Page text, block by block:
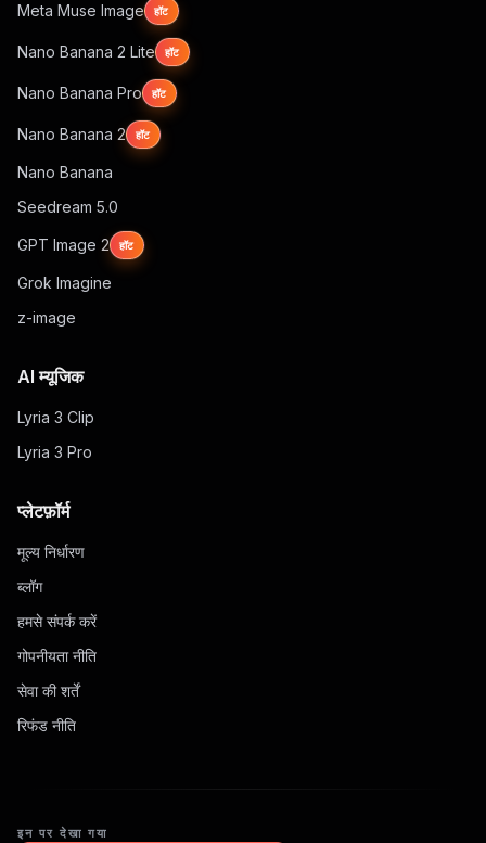
Meta Muse Image हॉट
Nano Banana 2 Lite हॉट
Nano Banana Pro हॉट
Nano Banana 2 हॉट
Nano Banana
Seedream 5.0
GPT Image 2 हॉट
Grok Imagine
z-image
AI म्यूजिक
Lyria 3 Clip
Lyria 3 Pro
प्लेटफ़ॉर्म
मूल्य निर्धारण
ब्लॉग
हमसे संपर्क करें
गोपनीयता नीति
सेवा की शर्तें
रिफंड नीति
इन पर देखा गया